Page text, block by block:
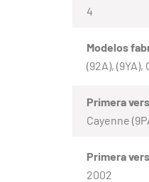
4
Modelos
(92A), (9YA),
Primera
Cayenne
Primera
2002